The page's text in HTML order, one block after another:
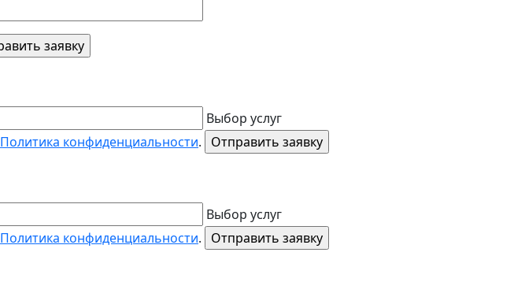
Выбор услуг
Политика конфиденциальности.
Выбор услуг
Политика конфиденциальности.